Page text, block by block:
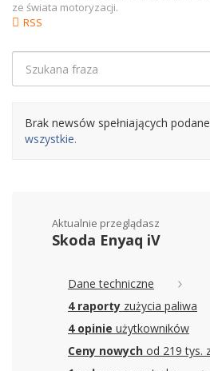
RSS
ze świata motoryzacji.
Brak newsów spełniających
wszystkie.
Aktualnie przeglądasz
Skoda Enyaq iV
Dane techniczne
4 raporty zużycia paliwa
4 opinie użytkowników
Ceny nowych od 219 tys.